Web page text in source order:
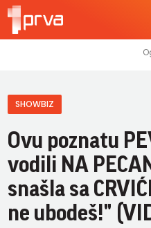
SHOWBIZ
Ovu poznatu
vodili NA
snašla sa
ne ubodeš!"